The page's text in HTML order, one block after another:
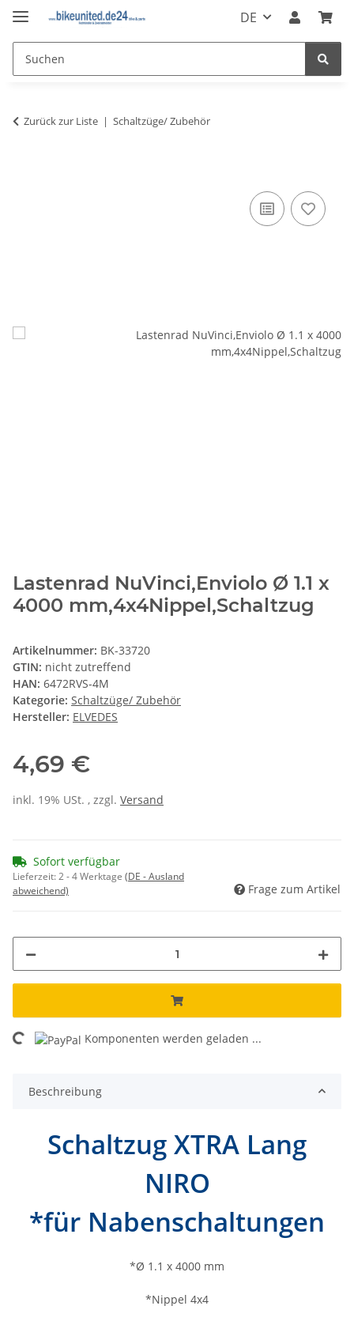
DE
Zurück zur Liste Schaltzüge/ Zubehör
Lastenrad NuVinci,Enviolo Ø 1.1 x
4000 mm,4x4Nippel,Schaltzug
Artikelnummer: BK-33720
GTIN: nicht zutreffend
HAN: 6472RVS-4M
Kategorie: Schaltzüge/ Zubehör
Hersteller: ELVEDES
4,69 €
inkl. 19% USt. , zzgl. Versand
Sofort verfügbar
Lieferzeit:2 - 4 Werktage (DE - Ausland
abweichend)
Frage zum Artikel
Komponenten werden geladen ...
Beschreibung
Schaltzug XTRA Lang
NIRO
*für Nabenschaltungen
*Ø 1.1 x 4000 mm
*Nippel 4x4